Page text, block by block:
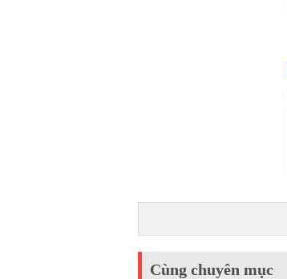
Cùng chuyên mục